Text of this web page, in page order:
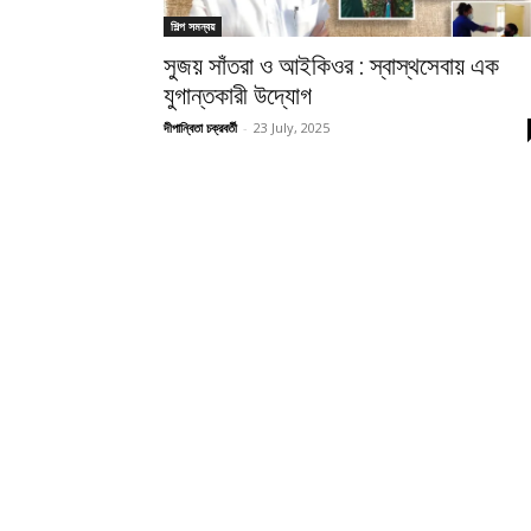
শিল্প সমন্বয়
সুজয় সাঁতরা ও আইকিওর : স্বাস্থসেবায় এক
যুগান্তকারী উদ্যোগ
দীপান্বিতা চক্রবর্তী - 23 July, 2025